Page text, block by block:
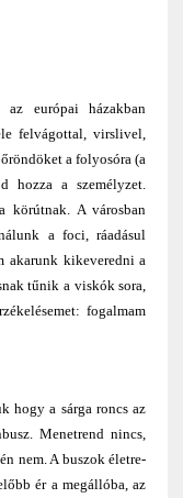
európai házakban
felvágottal, virslivel,
a folyosóra (a
hozza a személyzet.
körútnak. A városban
a foci, ráadásul
akarunk kikeveredni a
tűnik a viskók sora,
fogalmam
hogy a sárga roncs az
Menetrend nincs,
nem. A buszok életre-
ér a megállóba, az